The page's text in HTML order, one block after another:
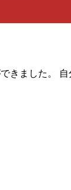
ました。